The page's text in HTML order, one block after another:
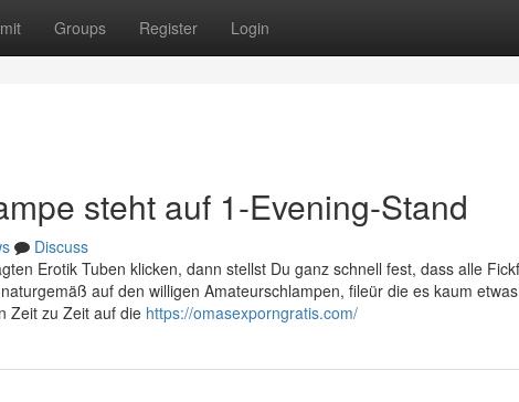
Groups Register Login
steht auf 1-Evening-Stand
Discuss
Erotik Tuben klicken, dann stellst Du ganz schnell fest, dass alle
auf den willigen Amateurschlampen, fileür die es kaum
Zeit zu Zeit auf die https://omasexporngratis.com/